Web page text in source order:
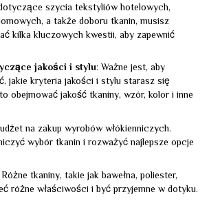
szycia tekstyliów hotelowych,
a także doboru tkanin, musisz
kilka kluczowych kwestii, aby zapewnić
jakości i stylu: Ważne jest, aby
jakie kryteria jakości i stylu starasz się
obejmować jakość tkaniny, wzór, kolor i inne
na zakup wyrobów włókienniczych.
wybór tkanin i rozważyć najlepsze opcje
Różne tkaniny, takie jak bawełna, poliester,
różne właściwości i być przyjemne w dotyku.